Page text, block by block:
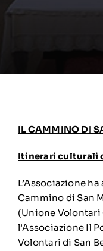
IL CAMMINO DI
Itinerari culturali
L’Associazione
Cammino di San
(Unione
l’Associazione Il
Volontari di San